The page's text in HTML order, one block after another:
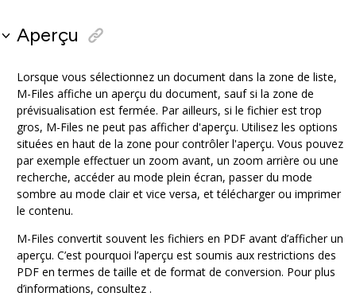
Aperçu
Lorsque vous sélectionnez un document dans la zone de liste,
M-Files affiche un aperçu du document, sauf si la zone de
prévisualisation est fermée. Par ailleurs, si le fichier est trop
gros, M-Files ne peut pas afficher d'aperçu. Utilisez les options
situées en haut de la zone pour contrôler l'aperçu. Vous pouvez
par exemple effectuer un zoom avant, un zoom arrière ou une
recherche, accéder au mode plein écran, passer du mode
sombre au mode clair et vice versa, et télécharger ou imprimer
le contenu.
M-Files convertit souvent les fichiers en PDF avant d’afficher un
aperçu. C’est pourquoi l’aperçu est soumis aux restrictions des
PDF en termes de taille et de format de conversion. Pour plus
d’informations, consultez .